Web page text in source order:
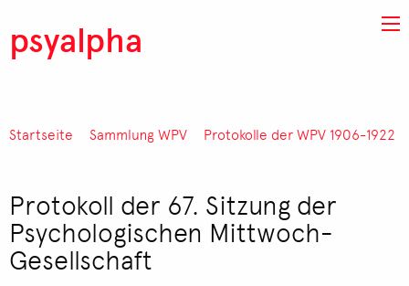
psyalpha
Pfadnavigation
Startseite Sammlung WPV Protokolle der WPV 1906-1922
Protokoll der 67. Sitzung der
Psychologischen Mittwoch-
Gesellschaft